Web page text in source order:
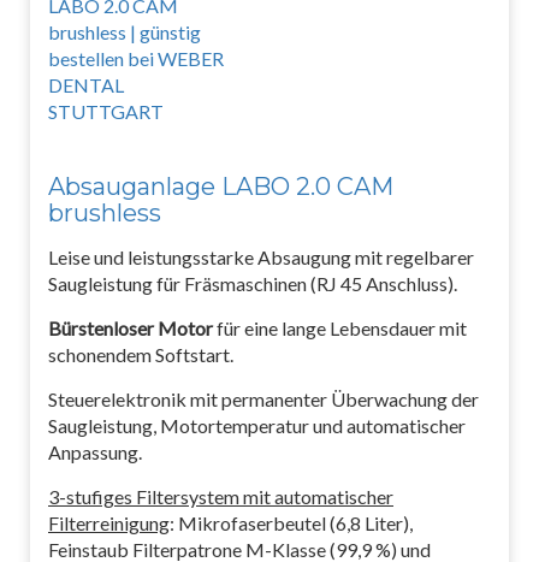
Absauganlage LABO 2.0 CAM
brushless
Leise und leistungsstarke Absaugung mit regelbarer
Saugleistung für Fräsmaschinen (RJ 45 Anschluss).
Bürstenloser Motorfür eine lange Lebensdauer mit
schonendem Softstart.
Steuerelektronik mit permanenter Überwachung der
Saugleistung, Motortemperatur und automatischer
Anpassung.
3-stufiges Filtersystem mit automatischer
Filterreinigung: Mikrofaserbeutel (6,8 Liter),
Feinstaub Filterpatrone M-Klasse (99,9 %) und